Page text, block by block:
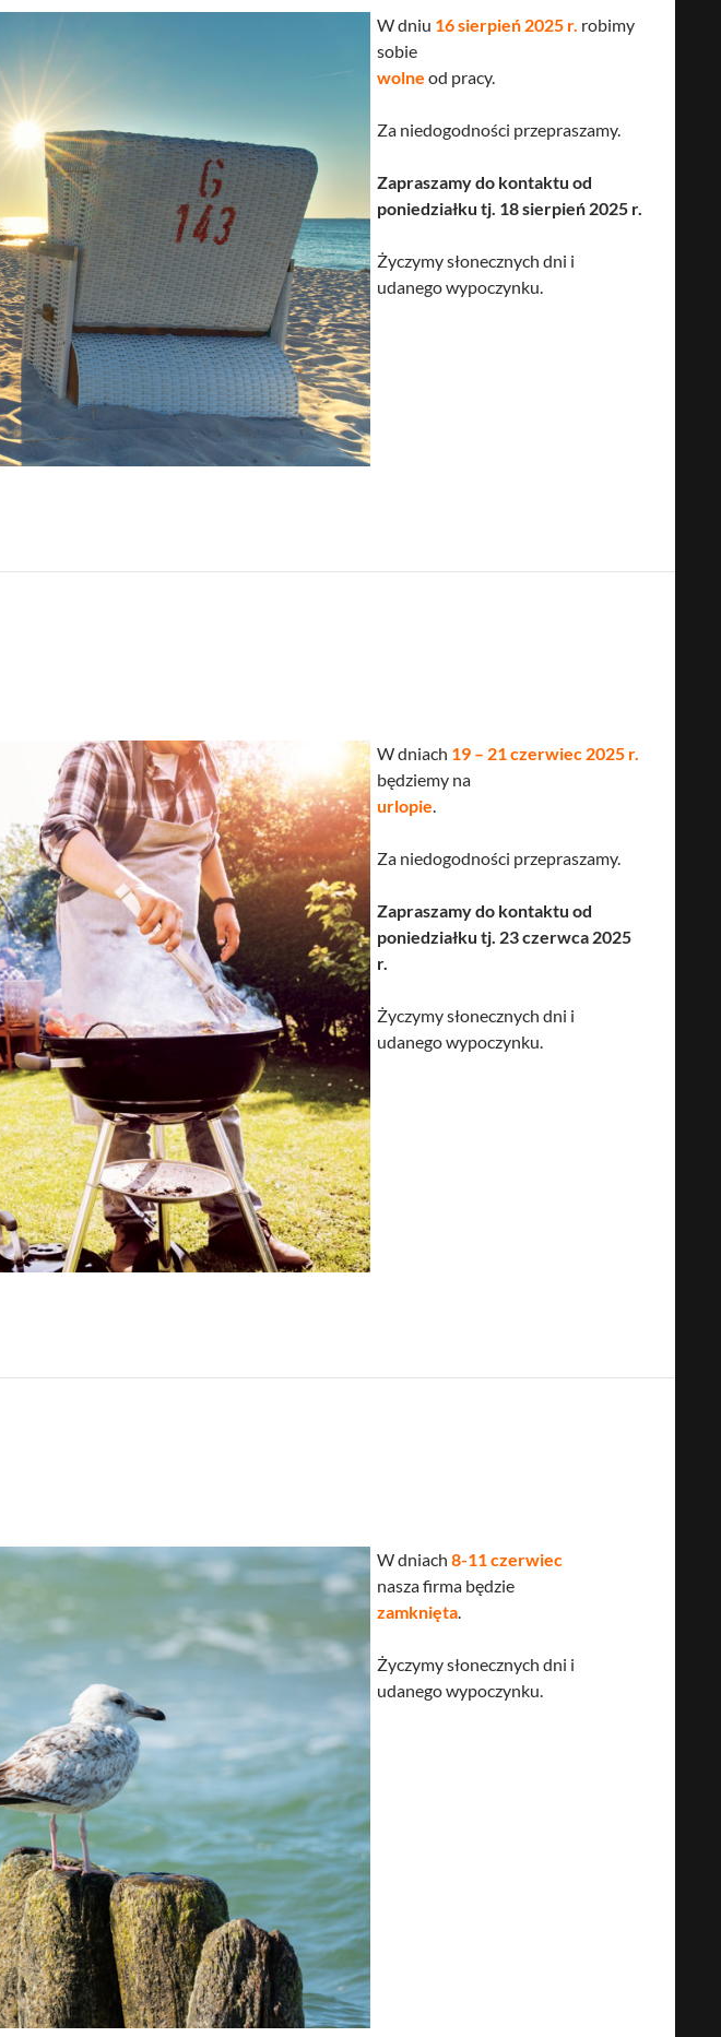
W dniu 16 sierpień 2025 r. robimy
sobie
wolne od pracy.
Za niedogodności przepraszamy.
Zapraszamy do kontaktu od
poniedziałku tj. 18 sierpień 2025 r.
Życzymy słonecznych dni i
udanego wypoczynku.
W dniach 19 – 21 czerwiec 2025 r.
będziemy na
urlopie.
Za niedogodności przepraszamy.
Zapraszamy do kontaktu od
poniedziałku tj. 23 czerwca 2025
r.
Życzymy słonecznych dni i
udanego wypoczynku.
W dniach 8-11 czerwiec
nasza firma będzie
zamknięta
Życzymy słonecznych dni i
udanego wypoczynku.